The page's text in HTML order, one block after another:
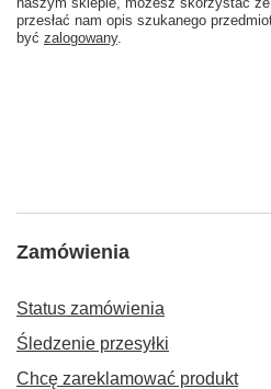
przesłać nam opis szukanego
być zalogowany.
Zamówienia
Status zamówienia
Śledzenie przesyłki
Chcę zareklamować produkt